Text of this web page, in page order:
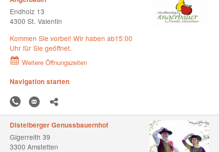
Endholz 13
4300 St. Valentin
Kommen Sie vorbei! Wir haben ab15:00
Uhr für Sie geöffnet.
Weitere Öffnungszeiten
Navigation starten
Distelberger Genussbauernhof
Gigerreith 39
3300 Amstetten